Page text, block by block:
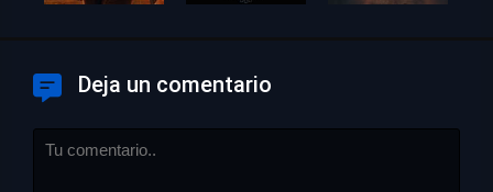
Deja un comentario